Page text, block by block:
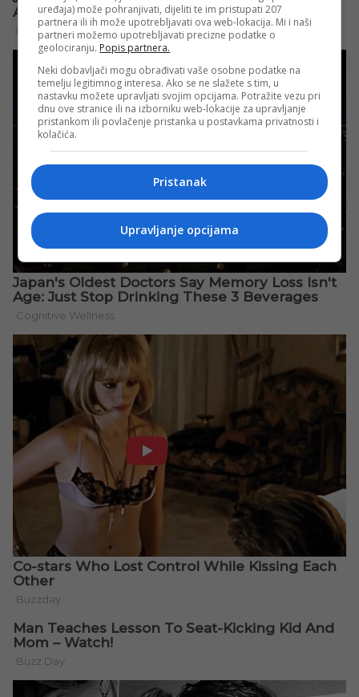
uređaja) može pohranjivati, dijeliti te im pristupati 207
partnera ili ih može upotrebljavati ova web-lokacija. Mi i naši
partneri možemo upotrebljavati precizne podatke o
geolociranju. Popis partnera.
Neki dobavljači mogu obrađivati vaše osobne podatke na
temelju legitimnog interesa. Ako se ne slažete s tim, u
nastavku možete upravljati svojim opcijama. Potražite vezu pri
dnu ove stranice ili na izborniku web-lokacije za upravljanje
pristankom ili povlačenje pristanka u postavkama privatnosti i
kolačića.
Pristanak
Upravljanje opcijama